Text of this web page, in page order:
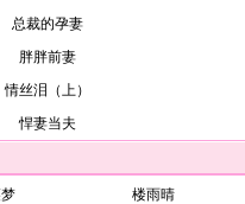
总裁的孕妻
胖胖前妻
情丝泪（上）
悍妻当夫
楼雨晴